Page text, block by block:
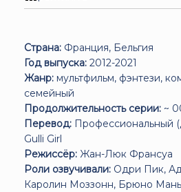
Страна: Франция, Бельгия
Год выпуска: 2012-2021
Жанр: мультфильм, фэнтези,
семейный
Продолжительность серии: ~
Перевод: Профессиональный
Gulli Girl
Режиссёр: Жан-Люк Франсуа
Роли озвучивали: Одри Пик,
Каролин Моззонн, Брюно